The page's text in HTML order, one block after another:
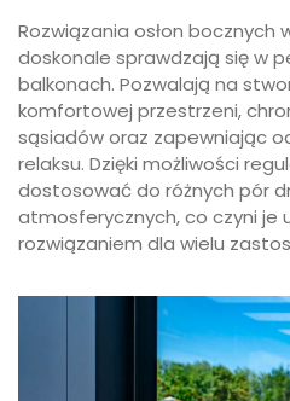
Rozwiązania osłon
doskonale sprawdzają się w
balkonach. Pozwalają na
komfortowej przestrzeni,
sąsiadów oraz zapewniając
relaksu. Dzięki możliwości
dostosować do różnych pór
atmosferycznych, co czyni je
rozwiązaniem dla wielu